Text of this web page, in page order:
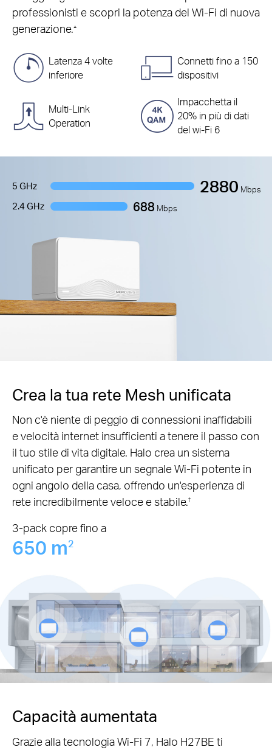
professionisti e scopri la potenza del Wi-Fi di nuova
generazione.△
Latenza 4 volte
inferiore
Connetti fino a 150
dispositivi
Multi-Link
Operation
Impacchetta il
20% in più di dati
del wi-Fi 6
5 GHz 2880 Mbps
2.4 GHz 688 Mbps
Crea la tua rete Mesh unificata
Non c'è niente di peggio di connessioni inaffidabili
e velocità internet insufficienti a tenere il passo con
il tuo stile di vita digitale. Halo crea un sistema
unificato per garantire un segnale Wi-Fi potente in
ogni angolo della casa, offrendo un'esperienza di
rete incredibilmente veloce e stabile.†
3-pack copre fino a
650 m2
Capacità aumentata
Grazie alla tecnologia Wi-Fi 7, Halo H27BE ti